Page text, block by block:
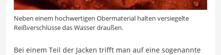
Neben einem hochwertigen Obermaterial halten versiegelte
Reißverschlüsse das Wasser draußen.
Bei einem Teil der Jacken trifft man auf eine sogenannte